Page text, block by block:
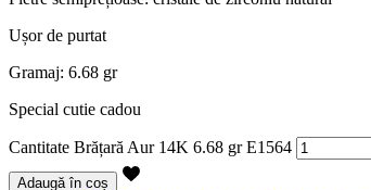
Ușor de purtat
Gramaj: 6.68 gr
Special cutie cadou
Cantitate Brățară Aur 14K 6.68 gr E1564
Adaugă în coș